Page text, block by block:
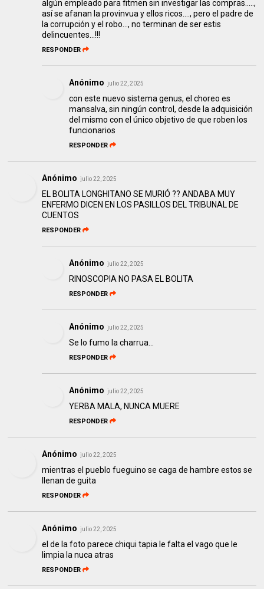
algún empleado para fitmen sin investigar las compras.....,
así se afanan la provinvua y ellos ricos...., pero el padre de
la corrupción y el robo..., no terminan de ser estis
delincuentes...!!!
RESPONDER
Anónimo julio 22, 2025
con este nuevo sistema genus, el choreo es
mansalva, sin ningún control, desde la adquisición
del mismo con el único objetivo de que roben los
funcionarios
RESPONDER
Anónimo julio 22, 2025
EL BOLITA LONGHITANO SE MURIÓ ?? ANDABA MUY
ENFERMO DICEN EN LOS PASILLOS DEL TRIBUNAL DE
CUENTOS
RESPONDER
Anónimo julio 22, 2025
RINOSCOPIA NO PASA EL BOLITA
RESPONDER
Anónimo julio 22, 2025
Se lo fumo la charrua...
RESPONDER
Anónimo julio 22, 2025
YERBA MALA, NUNCA MUERE
RESPONDER
Anónimo julio 22, 2025
mientras el pueblo fueguino se caga de hambre estos se
llenan de guita
RESPONDER
Anónimo julio 22, 2025
el de la foto parece chiqui tapia le falta el vago que le
limpia la nuca atras
RESPONDER